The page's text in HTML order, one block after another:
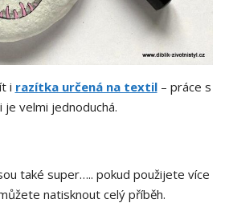
i razítka určená na textil– práce s
je velmi jednoduchá.
také super….. pokud použijete více
natisknout celý příběh.